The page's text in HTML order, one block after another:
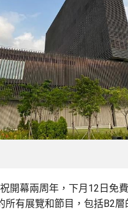
開幕兩周年，下月12日免
所有展覽和節目，包括B2